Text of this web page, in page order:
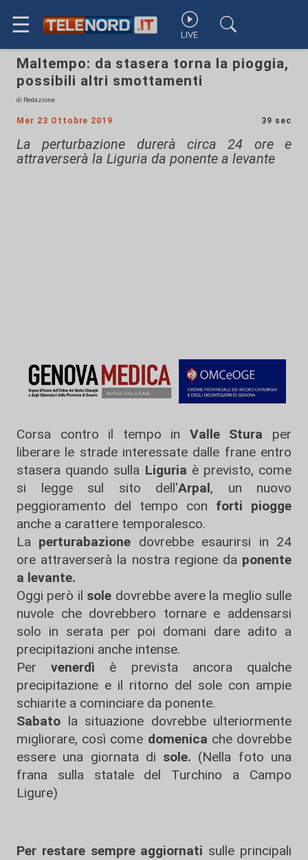
☰ LIVE
Maltempo: da stasera torna la pioggia,
possibili altri smottamenti
di Redazione
Mer 23 Ottobre 2019 39 sec
La perturbazione durerà circa 24 ore e
attraverserà la Liguria da ponente a levante
Corsa contro il tempo in Valle Stura per
liberare le strade interessate dalle frane entro
stasera quando sulla Liguria è previsto, come
si legge sul sito dell'Arpal, un nuovo
peggioramento del tempo con forti piogge
anche a carattere temporalesco.
La perturabazione dovrebbe esaurirsi in 24
ore attraverserà la nostra regione da ponente
a levante.
Oggi però il sole dovrebbe avere la meglio sulle
nuvole che dovrebbero tornare e addensarsi
solo in serata per poi domani dare adito a
precipitazioni anche intense.
Per venerdì è prevista ancora qualche
precipitazione e il ritorno del sole con ampie
schiarite a cominciare da ponente.
Sabato la situazione dovrebbe ulteriormente
migliorare, così come domenica che dovrebbe
essere una giornata di sole. (Nella foto una
frana sulla statale del Turchino a Campo
Ligure)
Per restare sempre aggiornati sulle principali